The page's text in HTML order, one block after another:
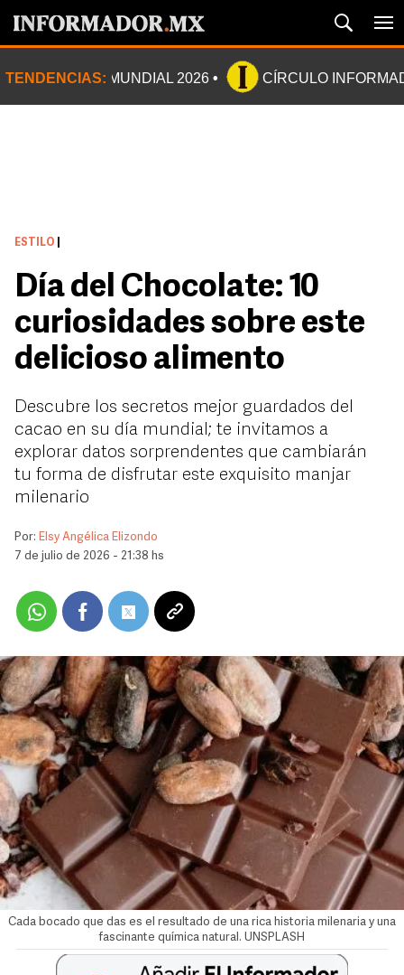
TENDENCIAS: MUNDIAL 2026 CÍRCULO
ESTILO
Día del Chocolate: 10
curiosidades sobre este
delicioso alimento
Descubre los secretos mejor guardados del
cacao en su día mundial; te invitamos a
explorar datos sorprendentes que cambiarán
tu forma de disfrutar este exquisito manjar
milenario
Por: Elsy Angélica Elizondo
7 de julio de 2026 - 21:38 hs
Cada bocado que das es el resultado de una rica historia milenaria y una
fascinante química natural. UNSPLASH